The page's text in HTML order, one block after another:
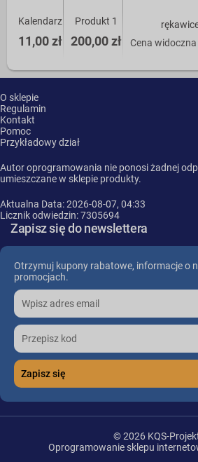
Kalendarz
11,00 zł
Produkt 1
200,00 zł
Cena
O sklepie
Regulamin
Kontakt
Pomoc
Przykładowy dział
Autor oprogramowania nie ponosi żadnej
umieszczane w sklepie produkty.
Aktualna Data: 2026-08-07, 04:33
Licznik odwiedzin: 7305694
Zapisz się do newslettera
Otrzymuj kupony rabatowe, informacje o
promocjach.
© 2026 KQS-
Oprogramowanie sklepu